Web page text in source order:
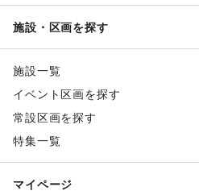
施設・区画を探す
施設一覧
イベント区画を探す
常設区画を探す
特集一覧
マイページ